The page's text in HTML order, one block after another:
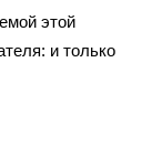
этой
и только